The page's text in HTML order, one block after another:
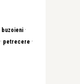
buzoieni ·
· petrecere ·